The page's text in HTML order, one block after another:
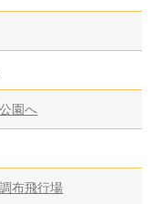
園へ
布飛行場